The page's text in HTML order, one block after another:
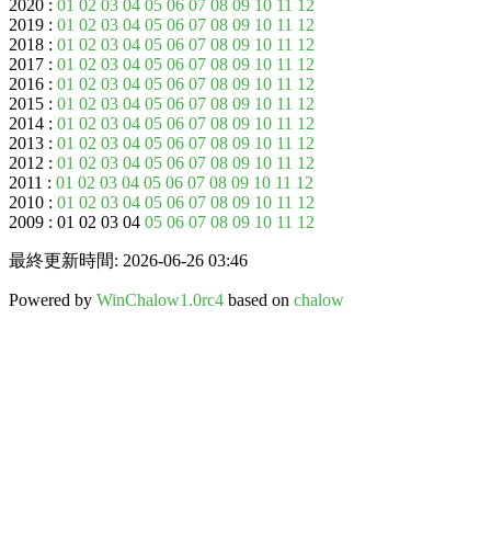
2020 : 01 02 03 04 05 06 07 08 09 10 11 12
2019 : 01 02 03 04 05 06 07 08 09 10 11 12
2018 : 01 02 03 04 05 06 07 08 09 10 11 12
2017 : 01 02 03 04 05 06 07 08 09 10 11 12
2016 : 01 02 03 04 05 06 07 08 09 10 11 12
2015 : 01 02 03 04 05 06 07 08 09 10 11 12
2014 : 01 02 03 04 05 06 07 08 09 10 11 12
2013 : 01 02 03 04 05 06 07 08 09 10 11 12
2012 : 01 02 03 04 05 06 07 08 09 10 11 12
2011 : 01 02 03 04 05 06 07 08 09 10 11 12
2010 : 01 02 03 04 05 06 07 08 09 10 11 12
2009 : 01 02 03 04 05 06 07 08 09 10 11 12
最終更新時間: 2026-06-26 03:46
Powered by WinChalow1.0rc4 based on chalow